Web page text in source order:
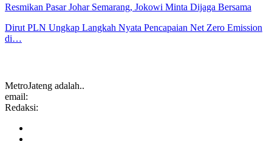
Resmikan Pasar Johar Semarang, Jokowi Minta Dijaga Bersama
Dirut PLN Ungkap Langkah Nyata Pencapaian Net Zero Emission
di…
MetroJateng adalah..
email:
Redaksi: